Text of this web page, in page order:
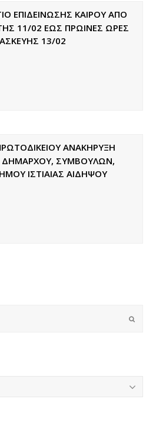
ΕΠΙΔΕΙΝΩΣΗΣ ΚΑΙΡΟΥ ΑΠΟ
11/02 ΕΩΣ ΠΡΩΙΝΕΣ ΩΡΕΣ
13/02
ΑΝΑΚΗΡΥΞΗ
ΣΥΜΒΟΥΛΩΝ,
ΙΣΤΙΑΙΑΣ ΑΙΔΗΨΟΥ
Submit